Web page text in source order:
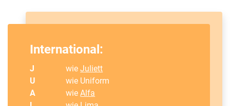
International:
J wieJuliett
U
wie Uniform
A
wieAlfa